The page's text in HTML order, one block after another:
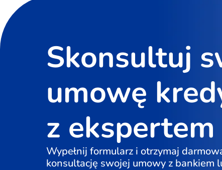
Skonsultuj
umowę
z ekspertem
Wypełnij formularz i otrzymaj
konsultację swojej umowy z bankiem